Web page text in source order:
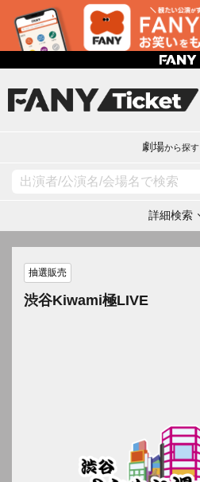
劇場から探す
詳細検索
抽選販売
渋谷Kiwami極LIVE